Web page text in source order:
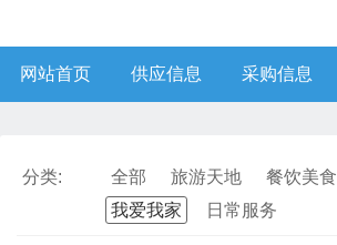
网站首页 供应信息 采购信息
分类: 全部 旅游天地 餐饮美食
我爱我家
日常服务